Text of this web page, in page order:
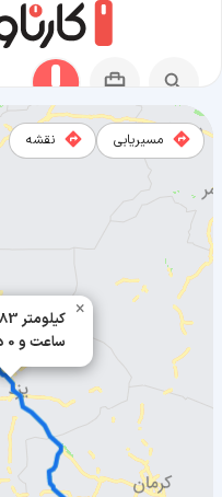
1183 کیلومتر
14 ساعت و 0 دقیقه
×
مسیریابی نقشه